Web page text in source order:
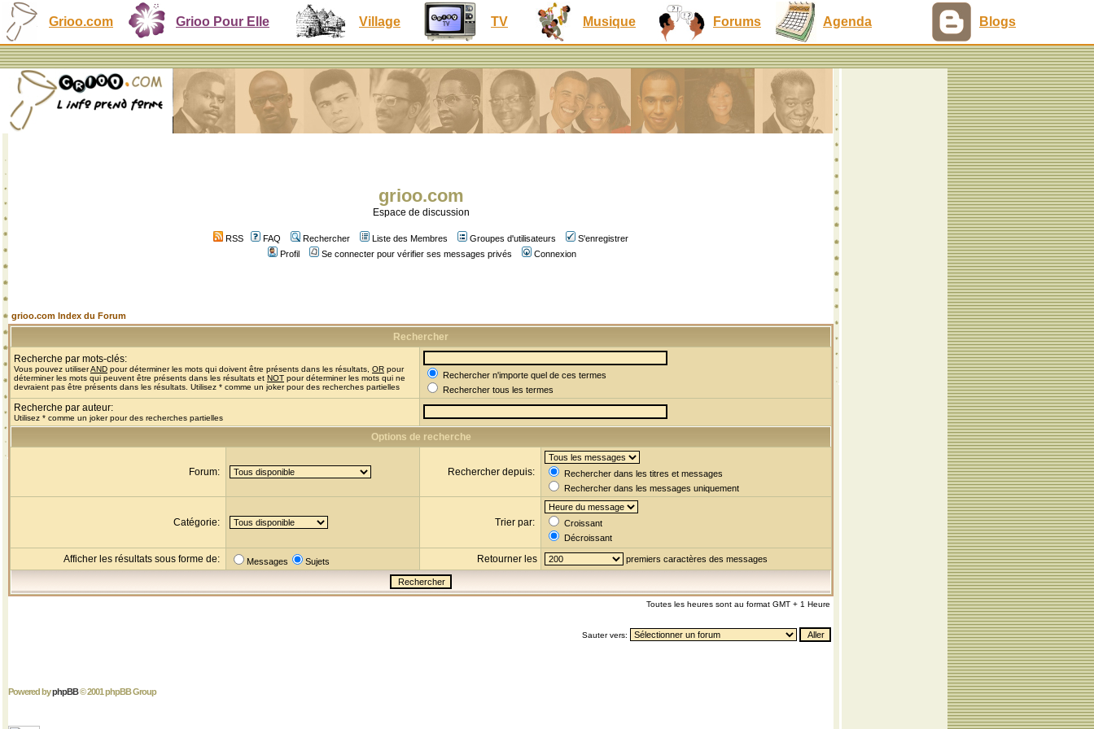
Grioo.com Grioo Pour Elle Village TV Musique Forums Agenda Blogs
grioo.com
Espace de discussion
RSS FAQ Rechercher Liste des Membres Groupes d'utilisateurs
S'enregistrer
Profil
Se connecter pour vérifier ses messages privés Connexion
grioo.com Index du Forum
Rechercher
Recherche par mots-clés:
Vous pouvez utiliserAND pour déterminer les mots qui doivent être présents dans les résultats, OR pour
déterminer les mots qui peuvent être présents dans les résultats et NOT pour déterminer les mots qui ne
devraient pas être présents dans les résultats. Utilisez * comme un joker pour des recherches partielles
Rechercher n'importe quel de ces termes
Rechercher tous les termes
Recherche par auteur:
Utilisez * comme un joker pour des recherches partielles
Options de recherche
Forum: Rechercher depuis:
Rechercher dans les titres et messages
Rechercher dans les messages uniquement
Catégorie: Trier par:
Croissant
Décroissant
Afficher les résultats sous forme de: Messages Sujets Retourner les premiers caractères des messages
Toutes les heures sont au format GMT + 1 Heure
Sauter vers:
Powered byphpBB© 2001 phpBB Group